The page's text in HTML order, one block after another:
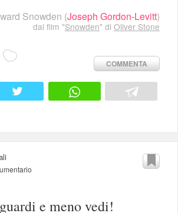
Snowden (Joseph Gordon-Levitt)
dal film "Snowden" di Oliver Stone
COMMENTA
e meno vedi!